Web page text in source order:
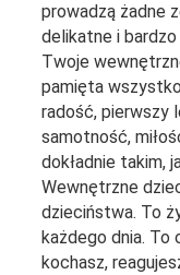
prowadzą żadne
delikatne i bardzo
Twoje
pamięta
radość, pierwszy
samotność,
dokładnie takim,
Wewnętrzne
dzieciństwa. To
każdego dnia. To
kochasz,